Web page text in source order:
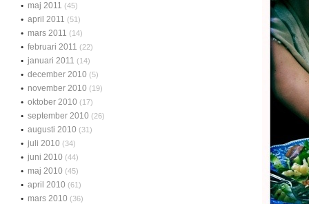
maj 2011 (45)
april 2011 (51)
mars 2011 (14)
februari 2011 (22)
januari 2011 (14)
december 2010 (5)
november 2010 (19)
oktober 2010 (17)
september 2010 (26)
augusti 2010 (31)
juli 2010 (34)
juni 2010 (44)
maj 2010 (45)
april 2010 (61)
mars 2010 (36)